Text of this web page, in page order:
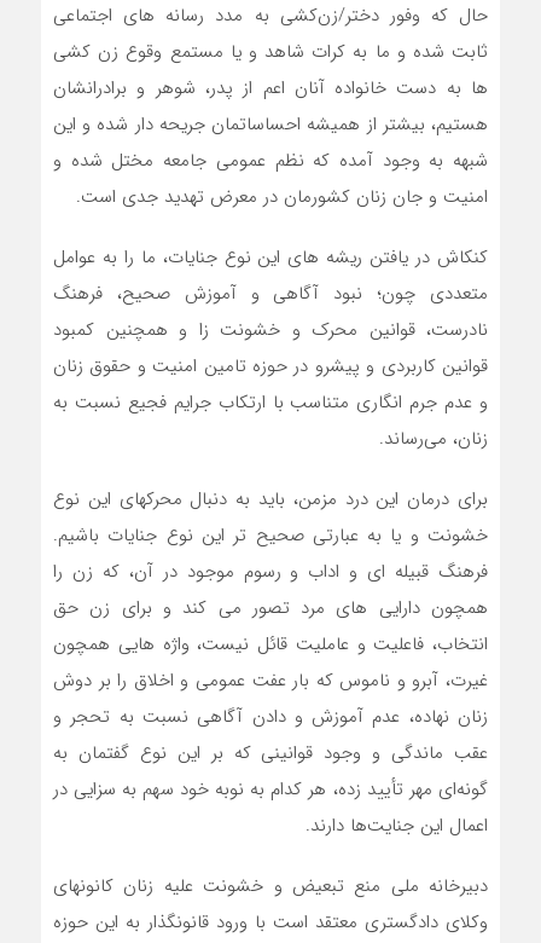
حال که وفور دختر/زن‌کشی به مدد رسانه های اجتماعی
ثابت شده و ما به کرات شاهد و یا مستمع وقوع زن کشی
ها به دست خانواده آنان اعم از پدر، شوهر و برادرانشان
هستیم، بیشتر از همیشه احساساتمان جریحه دار شده و این
شبهه به وجود آمده که نظم عمومی جامعه مختل شده و
امنیت و جان زنان کشورمان در معرض تهدید جدی است.
کنکاش در یافتن ریشه های این نوع جنایات، ما را به عوامل
متعددی چون؛ نبود آگاهی و آموزش صحیح، فرهنگ
نادرست، قوانین محرک و خشونت زا و همچنین کمبود
قوانین کاربردی و پیشرو در حوزه تامین امنیت و حقوق زنان
و عدم جرم انگاری متناسب با ارتکاب جرایم فجیع نسبت به
زنان، می‌رساند.
برای درمان این درد مزمن، باید به دنبال محرکهای این نوع
خشونت و یا به عبارتی صحیح تر این نوع جنایات باشیم.
فرهنگ قبیله ای و اداب و رسوم موجود در آن، که زن را
همچون دارایی های مرد تصور می کند و برای زن حق
انتخاب، فاعلیت و عاملیت قائل نیست، واژه هایی همچون
غیرت، آبرو و ناموس که بار عفت عمومی و اخلاق را بر دوش
زنان نهاده، عدم آموزش و دادن آگاهی نسبت به تحجر و
عقب ماندگی و وجود قوانینی که بر این نوع گفتمان به
گونه‌ای مهر تأیید زده، هر کدام به نوبه خود سهم به سزایی در
اعمال این جنایت‌ها دارند.
دبیرخانه ملی منع تبعیض و خشونت علیه زنان کانونهای
وکلای دادگستری معتقد است با ورود قانونگذار به این حوزه